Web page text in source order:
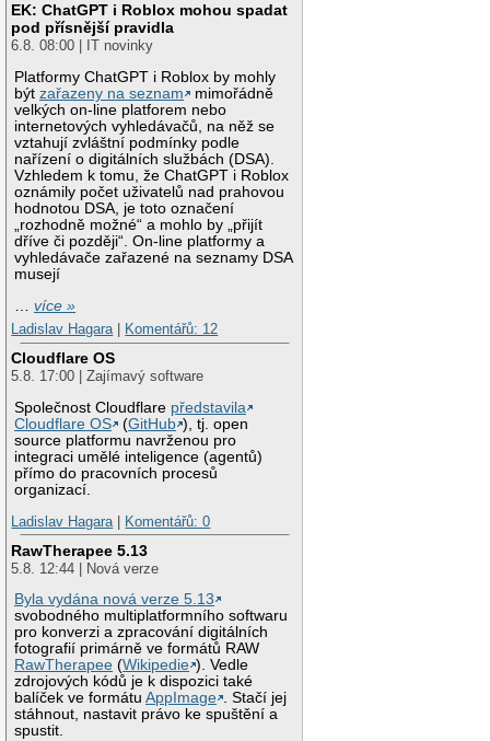
EK: ChatGPT i Roblox mohou spadat
pod přísnější pravidla
6.8. 08:00 | IT novinky
Platformy ChatGPT i Roblox by mohly
býtzařazeny na seznam
mimořádně
velkých on-line platforem nebo
internetových vyhledávačů, na něž se
vztahují zvláštní podmínky podle
nařízení o digitálních službách (DSA).
Vzhledem k tomu, že ChatGPT i Roblox
oznámily počet uživatelů nad prahovou
hodnotou DSA, je toto označení
„rozhodně možné“ a mohlo by „přijít
dříve či později“. On-line platformy a
vyhledávače zařazené na seznamy DSA
musejí
…více »
Ladislav Hagara| Komentářů: 12
Cloudflare OS
5.8. 17:00 | Zajímavý software
Společnost Cloudflare představila
Cloudflare OS
(GitHub ), tj. open
source platformu navrženou pro
integraci umělé inteligence (agentů)
přímo do pracovních procesů
organizací.
Ladislav Hagara| Komentářů: 0
RawTherapee 5.13
5.8. 12:44 | Nová verze
Byla vydána nová verze 5.13
svobodného multiplatformního softwaru
pro konverzi a zpracování digitálních
fotografií primárně ve formátů RAW
RawTherapee (Wikipedie ). Vedle
zdrojových kódů je k dispozici také
balíček ve formátuAppImage . Stačí jej
stáhnout, nastavit právo ke spuštění a
spustit.